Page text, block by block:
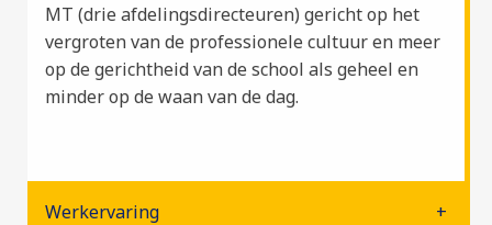
MT (drie afdelingsdirecteuren) gericht op het
vergroten van de professionele cultuur en meer
op de gerichtheid van de school als geheel en
minder op de waan van de dag.
Werkervaring